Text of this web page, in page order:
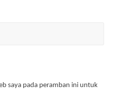
saya pada peramban ini untuk